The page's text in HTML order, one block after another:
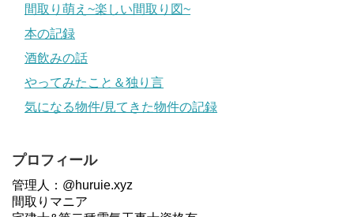
間取り萌え~楽しい間取り図~
本の記録
酒飲みの話
やってみたこと＆独り言
気になる物件/見てきた物件の記録
プロフィール
管理人：@huruie.xyz
間取りマニア